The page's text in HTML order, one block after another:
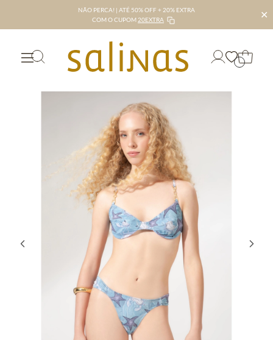
NÃO PERCA! | ATÉ 50% OFF + 20% EXTRA
COM O CUPOM 20EXTRA ✕